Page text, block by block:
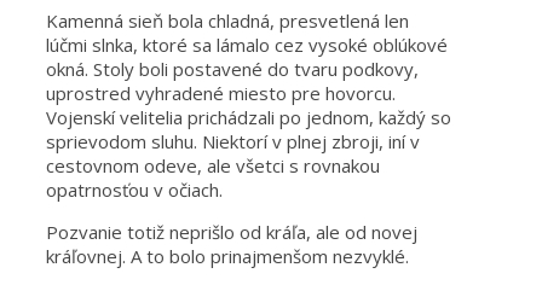
Kamenná sieň bola chladná, presvetlená len
lúčmi slnka, ktoré sa lámalo cez vysoké oblúkové
okná. Stoly boli postavené do tvaru podkovy,
uprostred vyhradené miesto pre hovorcu.
Vojenskí velitelia prichádzali po jednom, každý so
sprievodom sluhu. Niektorí v plnej zbroji, iní v
cestovnom odeve, ale všetci s rovnakou
opatrnosťou v očiach.
Pozvanie totiž neprišlo od kráľa, ale od novej
kráľovnej. A to bolo prinajmenšom nezvyklé.